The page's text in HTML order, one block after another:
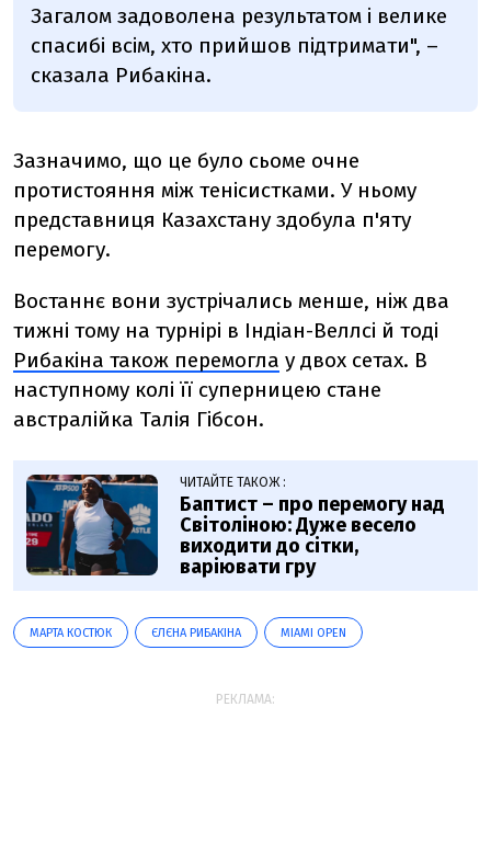
Загалом задоволена результатом і велике
спасибі всім, хто прийшов підтримати", –
сказала Рибакіна.
Зазначимо, що це було сьоме очне
протистояння між тенісистками. У ньому
представниця Казахстану здобула п'яту
перемогу.
Востаннє вони зустрічались менше, ніж два
тижні тому на турнірі в Індіан-Веллсі й тоді
Рибакіна також перемогла у двох сетах. В
наступному колі її суперницею стане
австралійка Талія Гібсон.
ЧИТАЙТЕ ТАКОЖ :
Баптист – про перемогу над
Світоліною: Дуже весело
виходити до сітки,
варіювати гру
МАРТА КОСТЮК ЄЛЄНА РИБАКІНА MIAMI OPEN
РЕКЛАМА: